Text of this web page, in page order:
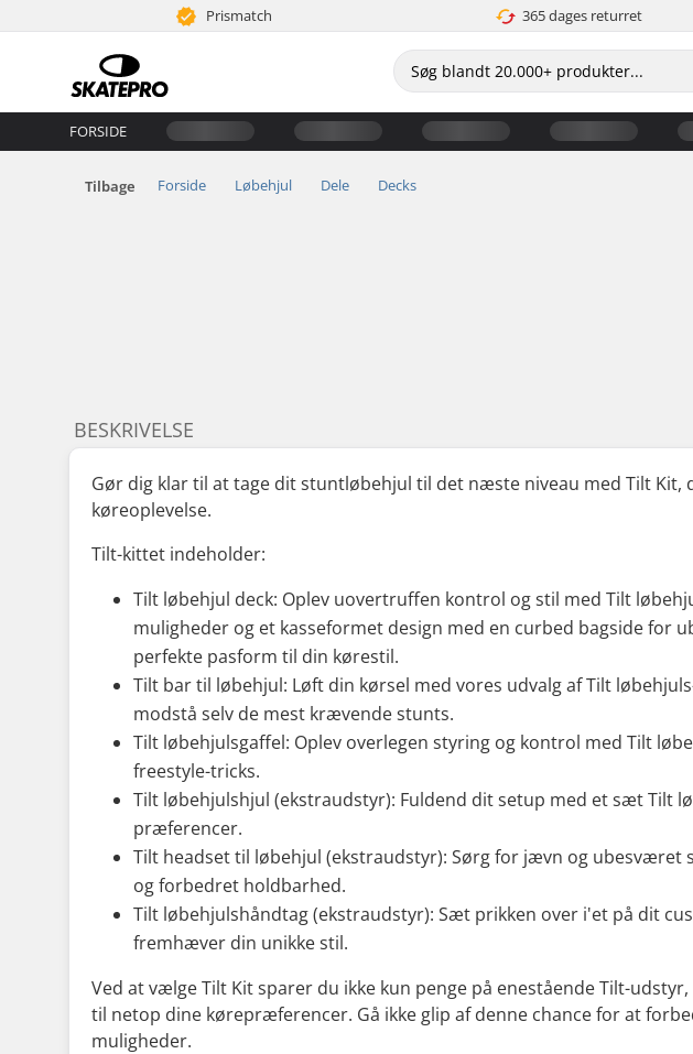
Prismatch 365 dages returret
FORSIDE
Tilbage Forside Løbehjul Dele Decks
BESKRIVELSE
Gør dig klar til at tage dit stuntløbehjul til det næste niveau med Tilt
køreoplevelse.
Tilt-kittet indeholder:
Tilt løbehjul deck: Oplev uovertruffen kontrol og stil med Tilt
muligheder og et kasseformet design med en curbed bagside
perfekte pasform til din kørestil.
Tilt bar til løbehjul: Løft din kørsel med vores udvalg af Tilt
modstå selv de mest krævende stunts.
Tilt løbehjulsgaffel: Oplev overlegen styring og kontrol med Tilt
freestyle-tricks.
Tilt løbehjulshjul (ekstraudstyr): Fuldend dit setup med et sæt Tilt
præferencer.
Tilt headset til løbehjul (ekstraudstyr): Sørg for jævn og
og forbedret holdbarhed.
Tilt løbehjulshåndtag (ekstraudstyr): Sæt prikken over i'et på dit
fremhæver din unikke stil.
Ved at vælge Tilt Kit sparer du ikke kun penge på enestående Tilt-
til netop dine kørepræferencer. Gå ikke glip af denne chance for at
muligheder.